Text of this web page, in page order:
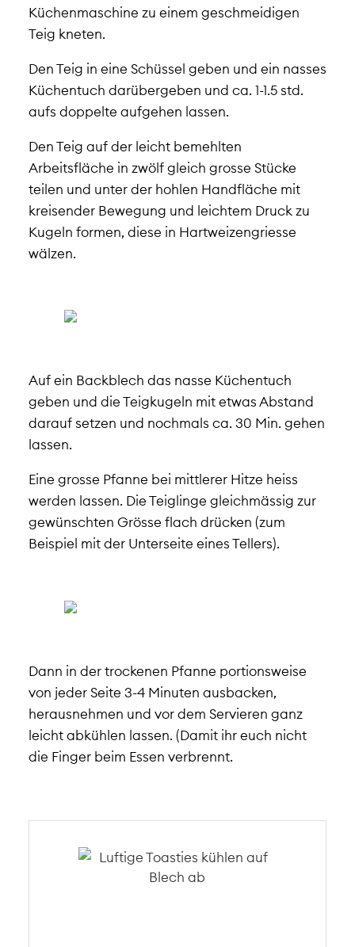
Küchenmaschine zu einem geschmeidigen
Teig kneten.
Den Teig in eine Schüssel geben und ein nasses
Küchentuch darübergeben und ca. 1-1.5 std.
aufs doppelte aufgehen lassen.
Den Teig auf der leicht bemehlten
Arbeitsfläche in zwölf gleich grosse Stücke
teilen und unter der hohlen Handfläche mit
kreisender Bewegung und leichtem Druck zu
Kugeln formen, diese in Hartweizengriesse
wälzen.
Auf ein Backblech das nasse Küchentuch
geben und die Teigkugeln mit etwas Abstand
darauf setzen und nochmals ca. 30 Min. gehen
lassen.
Eine grosse Pfanne bei mittlerer Hitze heiss
werden lassen. Die Teiglinge gleichmässig zur
gewünschten Grösse flach drücken (zum
Beispiel mit der Unterseite eines Tellers).
Dann in der trockenen Pfanne portionsweise
von jeder Seite 3-4 Minuten ausbacken,
herausnehmen und vor dem Servieren ganz
leicht abkühlen lassen. (Damit ihr euch nicht
die Finger beim Essen verbrennt.